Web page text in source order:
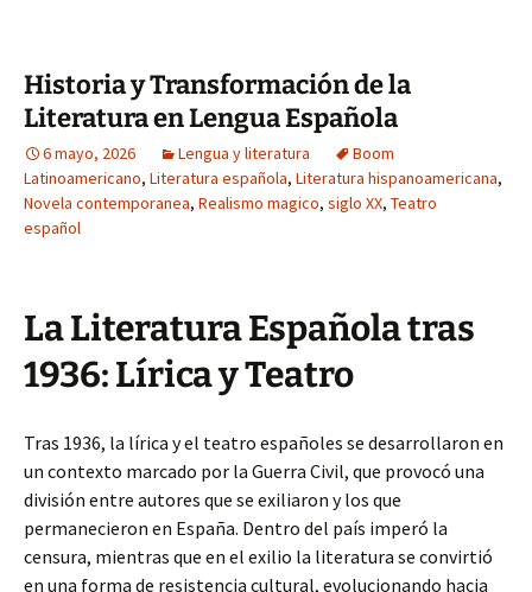
Historia y Transformación de la
Literatura en Lengua Española
6 mayo, 2026 Lengua y literatura
Boom
Latinoamericano, Literatura española, Literatura hispanoamericana,
Novela contemporanea, Realismo magico, siglo XX, Teatro
español
La Literatura Española tras
1936: Lírica y Teatro
Tras 1936, la lírica y el teatro españoles se desarrollaron en
un contexto marcado por la Guerra Civil, que provocó una
división entre autores que se exiliaron y los que
permanecieron en España. Dentro del país imperó la
censura, mientras que en el exilio la literatura se convirtió
en una forma de resistencia cultural, evolucionando hacia